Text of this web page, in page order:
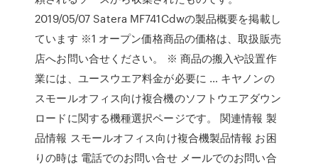
2019/05/07 Satera MF741Cdwの製品概要を掲載し
ています ※1 オープン価格商品の価格は、取扱販売
店へお問い合せください。 ※ 商品の搬入や設置作
業には、ユースウエア料金が必要に … キヤノンの
スモールオフィス向け複合機のソフトウエアダウン
ロードに関する機種選択ページです。 関連情報 製
品情報 スモールオフィス向け複合機製品情報 お困
りの時は 電話でのお問い合せ メールでのお問い合